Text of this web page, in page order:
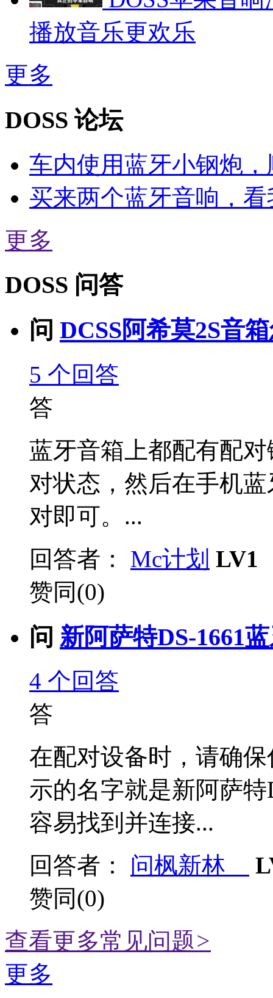
播放音乐更欢乐
更多
DOSS 论坛
车内使用蓝牙小钢炮
买来两个蓝牙音响，
更多
DOSS 问答
问 DCSS阿希莫2S音
5 个回答
答
蓝牙音箱上都配有配
对状态，然后在手机
对即可。...
回答者：
Mc计划 LV1
赞同(0)
问 新阿萨特DS-1661
4 个回答
答
在配对设备时，请确
示的名字就是新阿萨
容易找到并连接...
回答者：
问枫新林
赞同(0)
查看更多常见问题>
更多